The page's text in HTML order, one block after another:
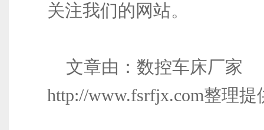
关注我们的网站。
文章由：数控车床厂家
http://www.fsrfjx.com整理提